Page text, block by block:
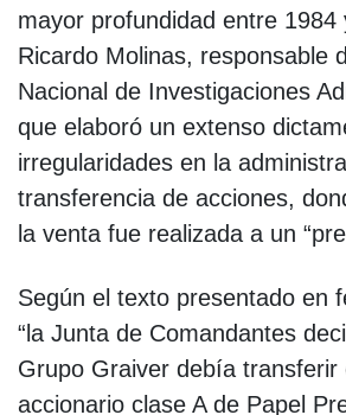
mayor profundidad entre 1984
Ricardo Molinas, responsable
Nacional de Investigaciones
que elaboró un extenso
irregularidades en la
transferencia de acciones,
la venta fue realizada a un
Según el texto presentado en
“la Junta de Comandantes
Grupo Graiver debía transferir
accionario clase A de Papel